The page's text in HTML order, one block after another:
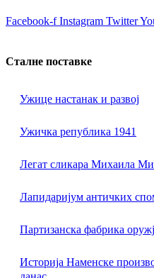
Facebook-f Instagram Twitter
Сталне поставке
Ужице настанак и развој
Ужичка република 1941
Легат сликара Михаила
Лапидаријум античких
Партизанска фабрика
Историја Наменске